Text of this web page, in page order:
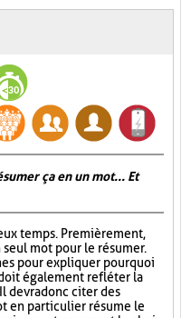
ça en un mot... Et
temps. Premièrement,
mot pour le résumer.
pour expliquer pourquoi
également refléter la
devra donc citer des
en particulier résume le